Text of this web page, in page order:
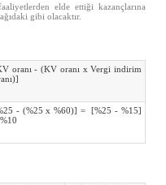
elde ettiği kazançlarına
gibi olacaktır.
oranı - (KV oranı x Vergi indirim
- (%25 x %60)] = [%25 - %15]